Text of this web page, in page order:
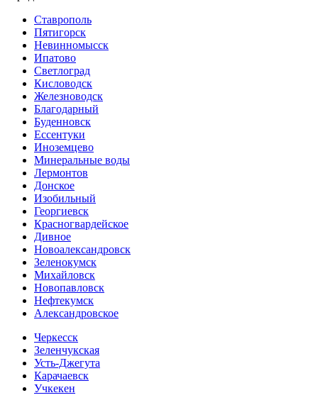
Ставрополь
Пятигорск
Невинномысск
Ипатово
Светлоград
Кисловодск
Железноводск
Благодарный
Буденновск
Ессентуки
Иноземцево
Минеральные воды
Лермонтов
Донское
Изобильный
Георгиевск
Красногвардейское
Дивное
Новоалександровск
Зеленокумск
Михайловск
Новопавловск
Нефтекумск
Александровское
Черкесск
Зеленчукская
Усть-Джегута
Карачаевск
Учкекен